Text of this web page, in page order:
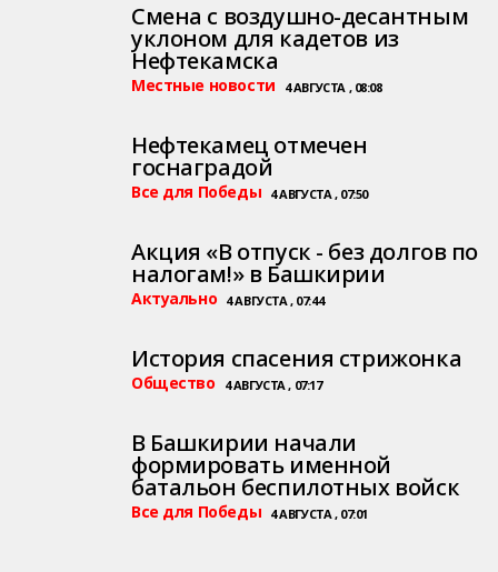
Смена с воздушно-десантным
уклоном для кадетов из
Нефтекамска
Местные новости 4 АВГУСТА , 08:08
Нефтекамец отмечен
госнаградой
Все для Победы 4 АВГУСТА , 07:50
Акция «В отпуск - без долгов по
налогам!» в Башкирии
Актуально 4 АВГУСТА , 07:44
История спасения стрижонка
Общество 4 АВГУСТА , 07:17
В Башкирии начали
формировать именной
батальон беспилотных войск
Все для Победы 4 АВГУСТА , 07:01